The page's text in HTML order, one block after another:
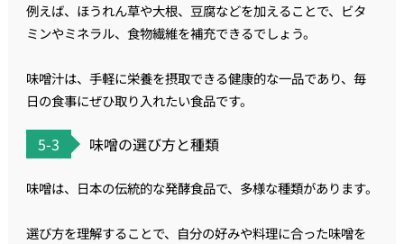
例えば、ほうれん草や大根、豆腐などを加えることで、ビタ
ミンやミネラル、食物繊維を補充できるでしょう。
味噌汁は、手軽に栄養を摂取できる健康的な一品であり、毎
日の食事にぜひ取り入れたい食品です。
5-3 味噌の選び方と種類
味噌は、日本の伝統的な発酵食品で、多様な種類があります。
選び方を理解することで、自分の好みや料理に合った味噌を